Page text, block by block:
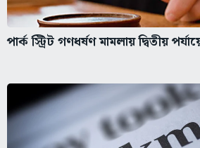
পার্ক স্ট্রিট গণধর্ষণ মামলায় দ্বিতীয়